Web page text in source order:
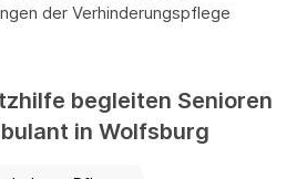
der Verhinderungspflege
begleiten Senioren
in Wolfsburg